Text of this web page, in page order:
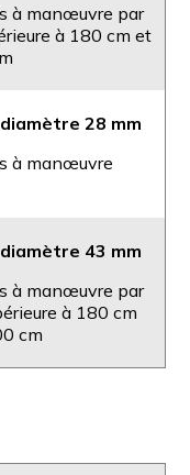
à manœuvre par
à 180 cm et
28 mm
à manœuvre
43 mm
à manœuvre par
à 180 cm
cm